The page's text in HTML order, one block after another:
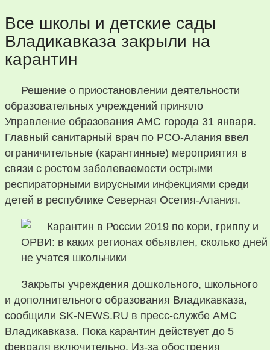
Все школы и детские сады
Владикавказа закрыли на
карантин
Решение о приостановлении деятельности
образовательных учреждений приняло
Управление образования АМС города 31 января.
Главный санитарный врач по РСО-Алания ввел
ограничительные (карантинные) мероприятия в
связи с ростом заболеваемости острыми
респираторными вирусными инфекциями среди
детей в республике Северная Осетия-Алания.
Закрыты учреждения дошкольного, школьного
и дополнительного образования Владикавказа,
сообщили SK-NEWS.RU в пресс-службе АМС
Владикавказа. Пока карантин действует до 5
февраля включительно. Из-за обострения